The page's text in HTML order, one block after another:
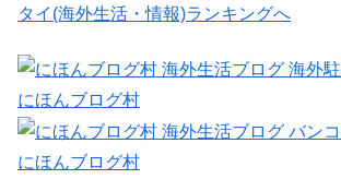
タイ(海外生活・情報)ランキングへ
にほんブログ村
にほんブログ村